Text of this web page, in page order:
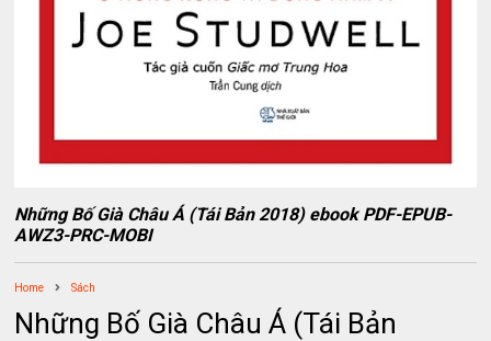
Những Bố Già Châu Á (Tái Bản 2018) ebook PDF-EPUB-
AWZ3-PRC-MOBI
Home Sách
Những Bố Già Châu Á (Tái Bản